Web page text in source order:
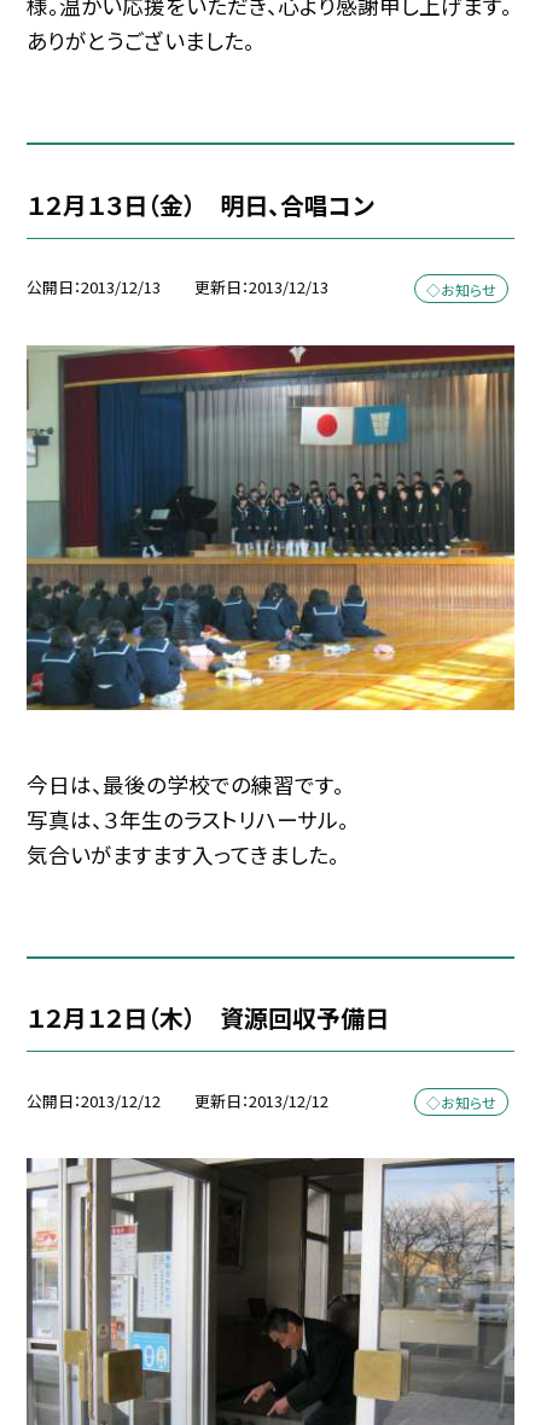
ありがとうございました。
１２月１３日（金） 明日、合唱コン
公開日 2013/12/13 更新日 2013/12/13 ◇お知らせ
今日は、最後の学校での練習です。
写真は、３年生のラストリハーサル。
気合いがますます入ってきました。
１２月１２日（木） 資源回収予備日
公開日 2013/12/12 更新日 2013/12/12 ◇お知らせ